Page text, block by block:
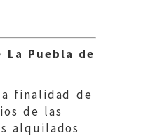
Puebla de
finalidad de
de las
alquilados